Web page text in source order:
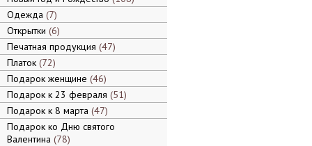
Одежда 7
Открытки 6
Печатная продукция 47
Платок 72
Подарок женщине 46
Подарок к 23 февраля 51
Подарок к 8 марта 47
Подарок ко Дню святого
Валентина 78